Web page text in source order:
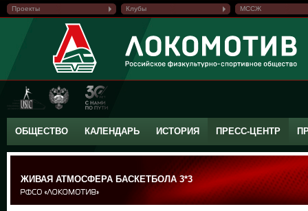
Проекты Клубы МССЖ
ОБЩЕСТВО КАЛЕНДАРЬ ИСТОРИЯ ПРЕСС-ЦЕНТР
ЖИВАЯ АТМОСФЕРА БАСКЕТБОЛА 3*3